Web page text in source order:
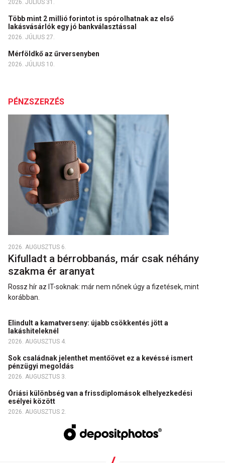
2026. JÚLIUS 31.
Több mint 2 millió forintot is spórolhatnak az első
lakásvásárlók egy jó bankválasztással
2026. JÚLIUS 27.
Mérföldkő az űrversenyben
2026. JÚLIUS 10.
PÉNZSZERZÉS
2026. AUGUSZTUS 6.
Kifulladt a bérrobbanás, már csak néhány
szakma ér aranyat
Rossz hír az IT-soknak: már nem nőnek úgy a fizetések, mint
korábban.
Elindult a kamatverseny: újabb csökkentés jött a
lakáshiteleknél
2026. AUGUSZTUS 4.
Sok családnak jelenthet mentőövet ez a kevéssé ismert
pénzügyi megoldás
2026. AUGUSZTUS 3.
Óriási különbség van a frissdiplomások elhelyezkedési
esélyei között
2026. AUGUSZTUS 2.